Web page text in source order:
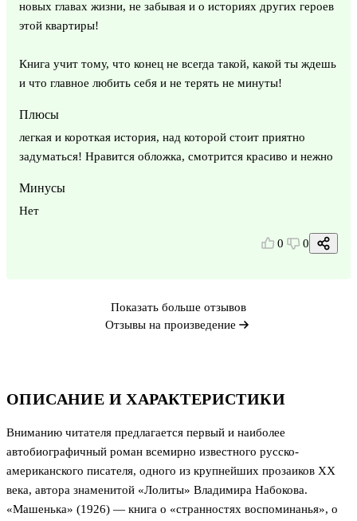
ОПИСАНИЕ И ХАРАКТЕРИСТИКИ
Вниманию читателя предлагается первый и наиболее
автобиографичный роман всемирно известного русско-
американского писателя, одного из крупнейших прозаиков XX
века, автора знаменитой «Лолиты» Владимира Набокова.
«Машенька» (1926) — книга о «странностях воспоминанья», о
новых главах жизни, не забывая и о историях других героев
этой квартиры!
Книга учит тому, что конец не всегда такой, какой ты ждешь
и что главное любить себя и не терять не минуты!
Плюсы
легкая и короткая история, над которой стоит приятно
задуматься! Нравится обложка, смотрится красиво и нежно
Минусы
Нет
0 0
Показать больше отзывов
Отзывы на произведение